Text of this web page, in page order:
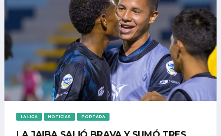
LA LIGA NOTICIAS PORTADA